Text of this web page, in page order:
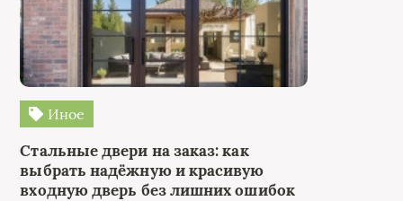
Иное
Стальные двери на заказ: как
выбрать надёжную и красивую
входную дверь без лишних ошибок